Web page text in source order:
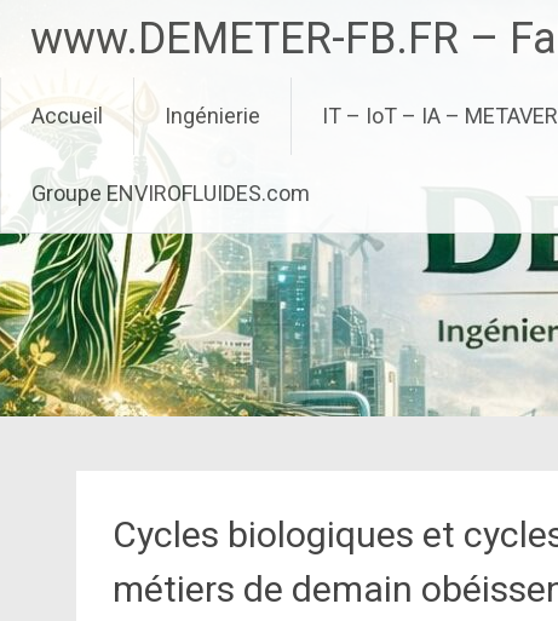
contenu
www.DEMETER-FB.FR –
Accueil Ingénierie IT – IoT – IA –
Groupe ENVIROFLUIDES.com
Cycles biologiques et
métiers de demain